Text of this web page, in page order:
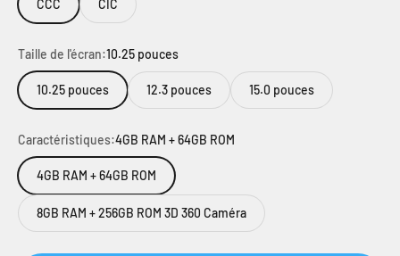
CCC CIC
Taille de l'écran:10.25 pouces
10.25 pouces 12.3 pouces 15.0 pouces
Caractéristiques:4GB RAM + 64GB ROM
4GB RAM + 64GB ROM
8GB RAM + 256GB ROM 3D 360 Caméra